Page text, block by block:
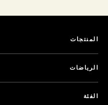
المنتجات
الرياضات
الفئة